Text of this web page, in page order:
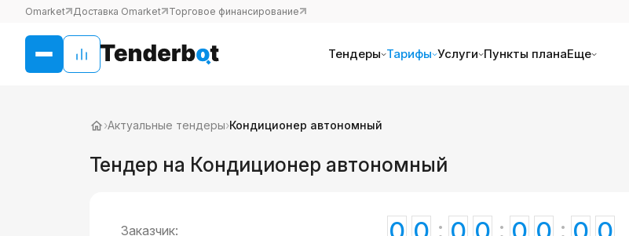
Omarket Доставка Omarket Торговое финансирование
Тендеры Тарифы Услуги Пункты планаЕще
›Актуальные тендеры›Кондиционер автономный
Тендер на Кондиционер автономный
Заказчик: